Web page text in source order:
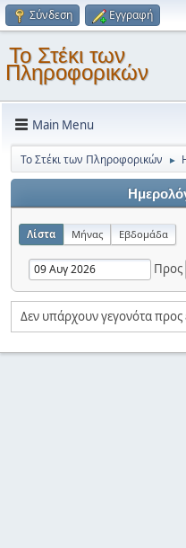
Σύνδεση Εγγραφή
Το Στέκι των
Πληροφορικών
Main Menu
Το Στέκι των Πληροφορικών ►
Λίστα Μήνας Εβδομάδα
Προς
Δεν υπάρχουν γεγονότα προς